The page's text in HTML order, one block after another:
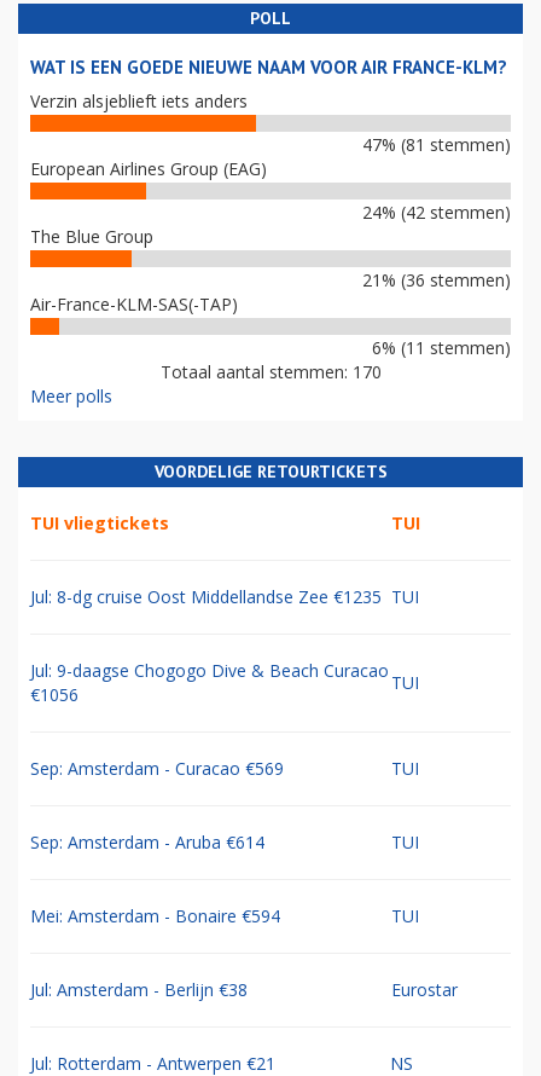
POLL
WAT IS EEN GOEDE NIEUWE NAAM VOOR AIR FRANCE-KLM?
Verzin alsjeblieft iets anders
47% (81 stemmen)
European Airlines Group (EAG)
24% (42 stemmen)
The Blue Group
21% (36 stemmen)
Air-France-KLM-SAS(-TAP)
6% (11 stemmen)
Totaal aantal stemmen: 170
Meer polls
VOORDELIGE RETOURTICKETS
TUI vliegtickets TUI
Jul: 8-dg cruise Oost Middellandse Zee €1235 TUI
Jul: 9-daagse Chogogo Dive & Beach Curacao
€1056
TUI
Sep: Amsterdam - Curacao €569 TUI
Sep: Amsterdam - Aruba €614 TUI
Mei: Amsterdam - Bonaire €594 TUI
Jul: Amsterdam - Berlijn €38 Eurostar
Jul: Rotterdam - Antwerpen €21 NS